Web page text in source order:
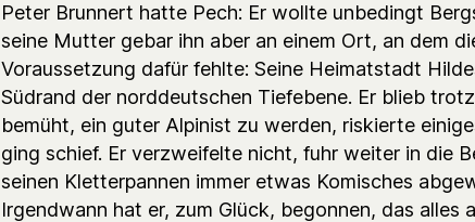
Peter Brunnert hatte Pech: Er wollte unbedingt
seine Mutter gebar ihn aber an einem Ort, an dem
Voraussetzung dafür fehlte: Seine Heimatstadt
Südrand der norddeutschen Tiefebene. Er blieb
bemüht, ein guter Alpinist zu werden, riskierte
ging schief. Er verzweifelte nicht, fuhr weiter in die
seinen Kletterpannen immer etwas Komisches
Irgendwann hat er, zum Glück, begonnen, das alles